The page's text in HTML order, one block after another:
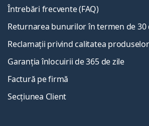
Întrebări frecvente (FAQ)
Returnarea bunurilor în termen de 30
Reclamații privind calitatea produselor
Garanția înlocuirii de 365 de zile
Factură pe firmă
Secțiunea Client